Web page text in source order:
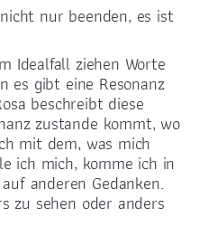
nur beenden, es ist
Idealfall ziehen Worte
es gibt eine Resonanz
beschreibt diese
zustande kommt, wo
mit dem, was mich
ich mich, komme ich in
anderen Gedanken.
zu sehen oder anders